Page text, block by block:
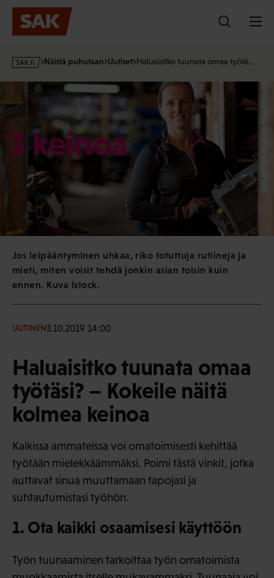
Hyppää
sisältöön
s
Näistä puhutaan Uutiset Haluaisitko tuunata omaa työtä…
Jos leipääntyminen uhkaa, riko totuttuja rutiineja ja
mieti, miten voisit tehdä jonkin asian toisin kuin
ennen. Kuva Istock.
UUTINEN3.10.2019 14:00
Haluaisitko tuunata omaa
työtäsi? – Kokeile näitä
kolmea keinoa
Kaikissa ammateissa voi omatoimisesti kehittää
työtään mielekkäämmäksi. Poimi tästä vinkit, jotka
auttavat sinua muuttamaan tapojasi ja
suhtautumistasi työhön.
1. Ota kaikki osaamisesi käyttöön
Työn tuunaaminen tarkoittaa työn omatoimista